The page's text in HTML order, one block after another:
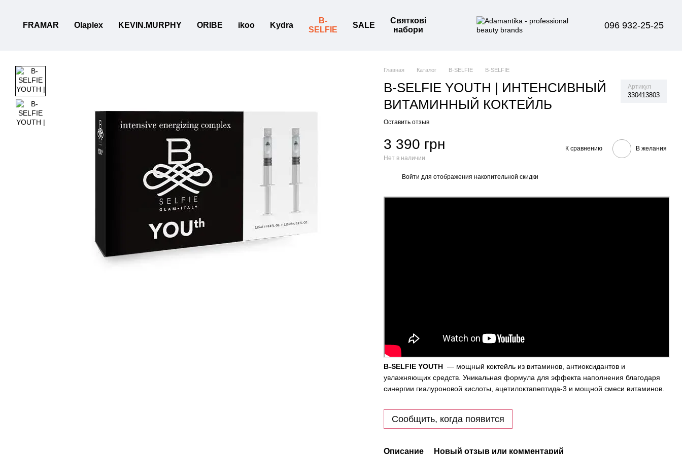
FRAMAR Olaplex KEVIN.MURPHY ORIBE ikoo Kydra
B-
SELFIE
SALE
Святкові
набори
096 932-25-25
Главная Каталог B-SELFIE B-SELFIE
B-SELFIE YOUTH | ИНТЕНСИВНЫЙ
ВИТАМИННЫЙ КОКТЕЙЛЬ
Артикул
330413803
Оставить отзыв
3 390 грн
Нет в наличии
К сравнению В желания
Войти для отображения накопительной скидки
B-SELFIE YOUTH — мощный коктейль из витаминов, антиоксидантов и
увлажняющих средств. Уникальная формула для эффекта наполнения благодаря
синергии гиалуроновой кислоты, ацетилоктапептида-3 и мощной смеси витаминов.
Сообщить, когда появится
Описание Новый отзыв или комментарий